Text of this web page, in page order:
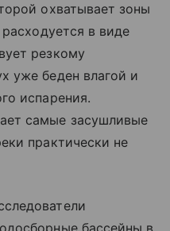
охватывает зоны
расходуется в виде
резкому
уже беден влагой и
испарения.
самые засушливые
практически не